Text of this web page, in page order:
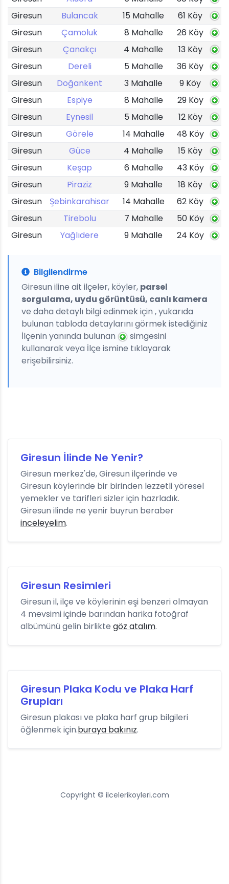
Giresun
Bulancak 15 Mahalle
61 Köy
Giresun
Çamoluk 8 Mahalle
26 Köy
Giresun
Çanakçı 4 Mahalle
13 Köy
Giresun
Dereli 5 Mahalle
36 Köy
Giresun
Doğankent 3 Mahalle
9 Köy
Giresun
Espiye 8 Mahalle
29 Köy
Giresun
Eynesil 5 Mahalle
12 Köy
Giresun
Görele 14 Mahalle
48 Köy
Giresun
Güce 4 Mahalle
15 Köy
Giresun
Keşap 6 Mahalle
43 Köy
Giresun
Piraziz 9 Mahalle
18 Köy
Giresun
Şebinkarahisar 14 Mahalle
62 Köy
Giresun
Tirebolu 7 Mahalle
50 Köy
Giresun
Yağlıdere 9 Mahalle 24 Köy
Bilgilendirme
Giresun iline ait ilçeler, köyler, parsel
sorgulama, uydu görüntüsü, canlı kamera
ve daha detaylı bilgi edinmek için , yukarıda
bulunan tabloda detaylarını görmek istediğiniz
İlçenin yanında bulunan
simgesini
kullanarak veya İlçe ismine tıklayarak
erişebilirsiniz.
Giresun İlinde Ne Yenir?
Giresun merkez'de, Giresun ilçerinde ve
Giresun köylerinde bir birinden lezzetli yöresel
yemekler ve tarifleri sizler için hazrladık.
Giresun ilinde ne yenir buyrun beraber
inceleyelim.
Giresun Resimleri
Giresun il, ilçe ve köylerinin eşi benzeri olmayan
4 mevsimi içinde barından harika fotoğraf
albümünü gelin birlikte göz atalım.
Giresun Plaka Kodu ve Plaka Harf
Grupları
Giresun plakası ve plaka harf grup bilgileri
öğlenmek için.buraya bakınız.
Copyright © ilcelerikoyleri.com